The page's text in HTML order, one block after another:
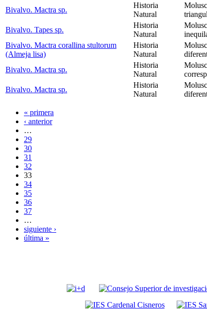
Bivalvo. Mactra sp.
Historia
Natural
Bivalvo. Tapes sp.
Historia
Natural
Bivalvo. Mactra corallina stultorum
(Almeja lisa)
Historia
Natural
Bivalvo. Mactra sp.
Historia
Natural
Bivalvo. Mactra sp.
Historia
Natural
« primera
‹ anterior
…
29
30
31
32
33
34
35
36
37
…
siguiente ›
última »